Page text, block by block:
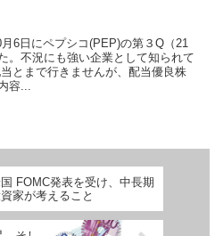
6日にペプシコ(PEP)の第３Q（21
。不況にも強い企業として知られて
とまで行きませんが、配当優良株
容...
FOMC発表を受け、中長期
家が考えること